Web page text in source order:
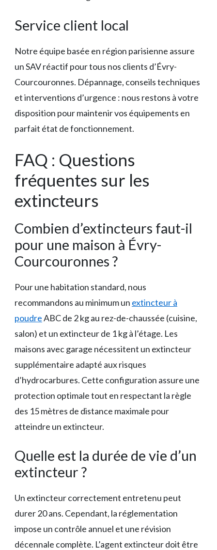
Service client local
Notre équipe basée en région parisienne assure
un SAV réactif pour tous nos clients d’Évry-
Courcouronnes. Dépannage, conseils techniques
et interventions d’urgence : nous restons à votre
disposition pour maintenir vos équipements en
parfait état de fonctionnement.
FAQ : Questions
fréquentes sur les
extincteurs
Combien d’extincteurs faut-il
pour une maison à Évry-
Courcouronnes ?
Pour une habitation standard, nous
recommandons au minimum un extincteur à
poudreABC de 2 kg au rez-de-chaussée (cuisine,
salon) et un extincteur de 1 kg à l’étage. Les
maisons avec garage nécessitent un extincteur
supplémentaire adapté aux risques
d’hydrocarbures. Cette configuration assure une
protection optimale tout en respectant la règle
des 15 mètres de distance maximale pour
atteindre un extincteur.
Quelle est la durée de vie d’un
extincteur ?
Un extincteur correctement entretenu peut
durer 20 ans. Cependant, la réglementation
impose un contrôle annuel et une révision
décennale complète. L’agent extincteur doit être